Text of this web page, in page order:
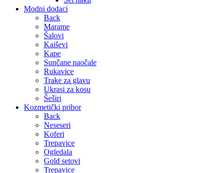
Modni dodaci
Back
Marame
Šalovi
Kaiševi
Kape
Sunčane naočale
Rukavice
Trake za glavu
Ukrasi za kosu
Šeširi
Kozmetički pribor
Back
Neseseri
Koferi
Trepavice
Ogledala
Gold setovi
Trepavice